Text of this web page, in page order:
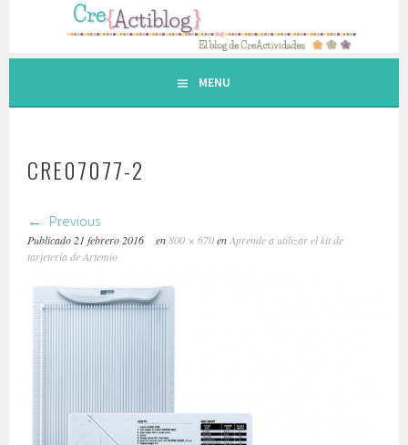
contenido.
MENU
CRE07077-2
Previous
Publicado 21 febrero 2016 en800 × 670enAprende a utilizar el kit de
tarjetería de Artemio